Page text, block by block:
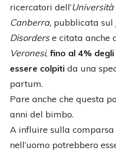
ricercatori dell’Università
Canberra, pubblicata sul
Disorderse citata anche
Veronesi, fino al 4%
essere colpiti da una
partum.
Pare anche che questa
anni del bimbo.
A influire sulla comparsa
nell’uomo potrebbero